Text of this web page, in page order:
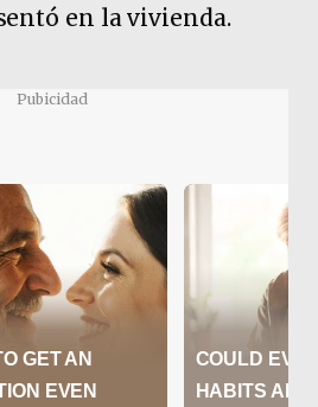
en la vivienda.
Pubicidad